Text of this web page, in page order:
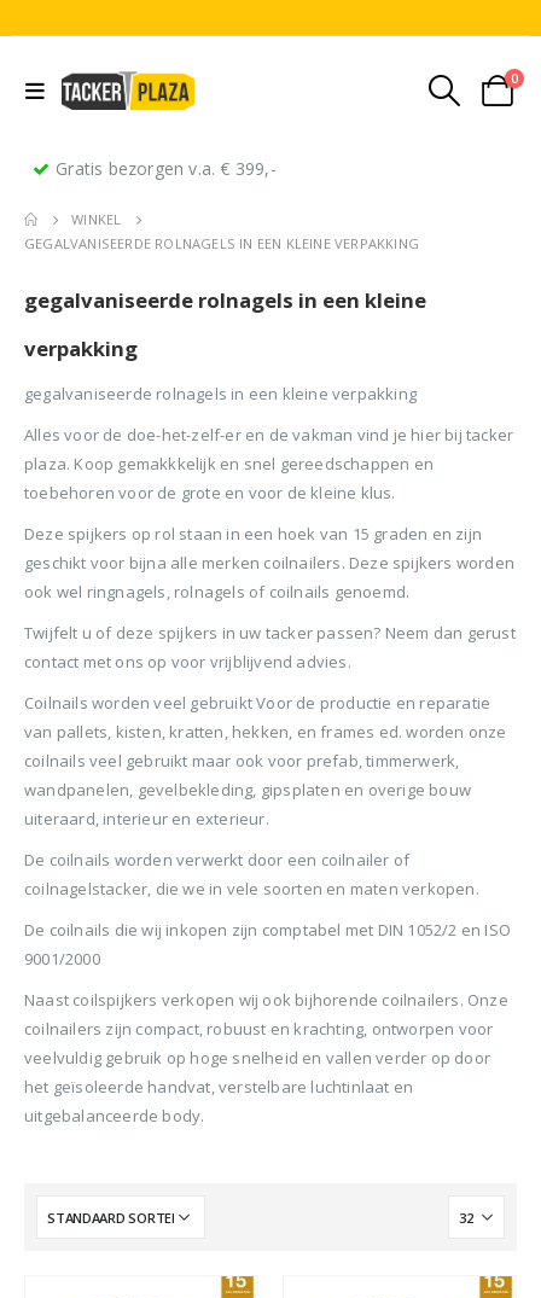
0
Gratis bezorgen v.a. € 399,-
WINKEL
GEGALVANISEERDE ROLNAGELS IN EEN KLEINE VERPAKKING
gegalvaniseerde rolnagels in een kleine
verpakking
gegalvaniseerde rolnagels in een kleine verpakking
Alles voor de doe-het-zelf-er en de vakman vind je hier bij tacker
plaza. Koop gemakkkelijk en snel gereedschappen en
toebehoren voor de grote en voor de kleine klus.
Deze spijkers op rol staan in een hoek van 15 graden en zijn
geschikt voor bijna alle merken coilnailers. Deze spijkers worden
ook wel ringnagels, rolnagels of coilnails genoemd.
Twijfelt u of deze spijkers in uw tacker passen? Neem dan gerust
contact met ons op voor vrijblijvend advies.
Coilnails worden veel gebruikt Voor de productie en reparatie
van pallets, kisten, kratten, hekken, en frames ed. worden onze
coilnails veel gebruikt maar ook voor prefab, timmerwerk,
wandpanelen, gevelbekleding, gipsplaten en overige bouw
uiteraard, interieur en exterieur.
De coilnails worden verwerkt door een coilnailer of
coilnagelstacker, die we in vele soorten en maten verkopen.
De coilnails die wij inkopen zijn comptabel met DIN 1052/2 en ISO
9001/2000
Naast coilspijkers verkopen wij ook bijhorende coilnailers. Onze
coilnailers zijn compact, robuust en krachting, ontworpen voor
veelvuldig gebruik op hoge snelheid en vallen verder op door
het geïsoleerde handvat, verstelbare luchtinlaat en
uitgebalanceerde body.
Stripnagels rondkop 4.2x160mm blank 21° 1250 stuks
0out of 5
€116,75
(€141,27incl.
Stinger Caps 22mm Nieten met Caps voor de CS150B 2000 stuks
out of 5
€88,35
( €106,90 incl.
Rolnagels RVS 2.5x65mm (1200st) plastic gebonden
0out of 5
€79,95
(€ 96,74incl.
BTW)
Senco PAL70 Coilnailer 45-65mm Dual
0out of 5
€680,00
Oorspronkelijke
was:
€680,00.
€599,50 Huidige
is:
€599,50.
BTW)
Senco PAL57F Coilnailer 25-57mm
€680,00
prijs
was:
€680,00.
prijs
is:
€565,00.
€683,65incl.
BTW)
Senco Coilpro90 Coilnailer 45-90mm
Oorspronkelijke
prijs
was:
€1.150,00.
€990,00Huidige
prijs
€990,00.
BTW)
€